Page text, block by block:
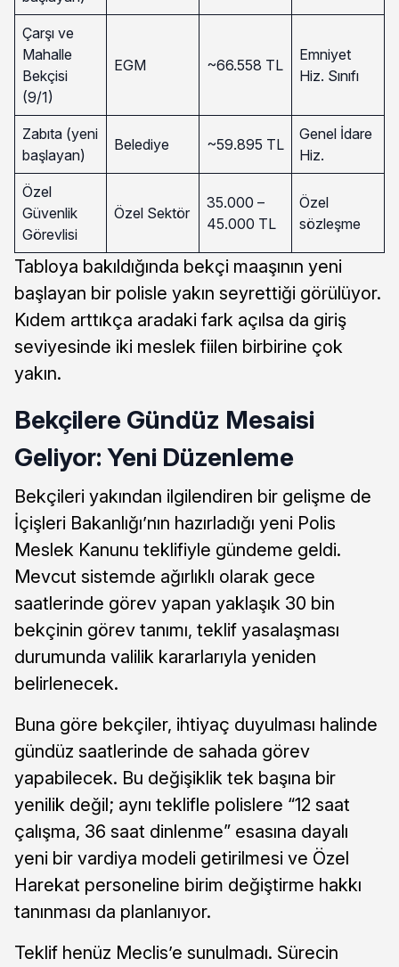
Çarşı ve
Mahalle
Bekçisi
(9/1)
EGM ~66.558 TL
Emniyet
Hiz. Sınıfı
Zabıta (yeni
başlayan)
Belediye ~59.895 TL
Genel İdare
Hiz.
Özel
Güvenlik
Görevlisi
Özel Sektör
35.000 –
45.000 TL
Özel
sözleşme
Tabloya bakıldığında bekçi maaşının yeni
başlayan bir polisle yakın seyrettiği görülüyor.
Kıdem arttıkça aradaki fark açılsa da giriş
seviyesinde iki meslek fiilen birbirine çok
yakın.
Bekçilere Gündüz Mesaisi
Geliyor: Yeni Düzenleme
Bekçileri yakından ilgilendiren bir gelişme de
İçişleri Bakanlığı’nın hazırladığı yeni Polis
Meslek Kanunu teklifiyle gündeme geldi.
Mevcut sistemde ağırlıklı olarak gece
saatlerinde görev yapan yaklaşık 30 bin
bekçinin görev tanımı, teklif yasalaşması
durumunda valilik kararlarıyla yeniden
belirlenecek.
Buna göre bekçiler, ihtiyaç duyulması halinde
gündüz saatlerinde de sahada görev
yapabilecek. Bu değişiklik tek başına bir
yenilik değil; aynı teklifle polislere “12 saat
çalışma, 36 saat dinlenme” esasına dayalı
yeni bir vardiya modeli getirilmesi ve Özel
Harekat personeline birim değiştirme hakkı
tanınması da planlanıyor.
Teklif henüz Meclis’e sunulmadı. Sürecin